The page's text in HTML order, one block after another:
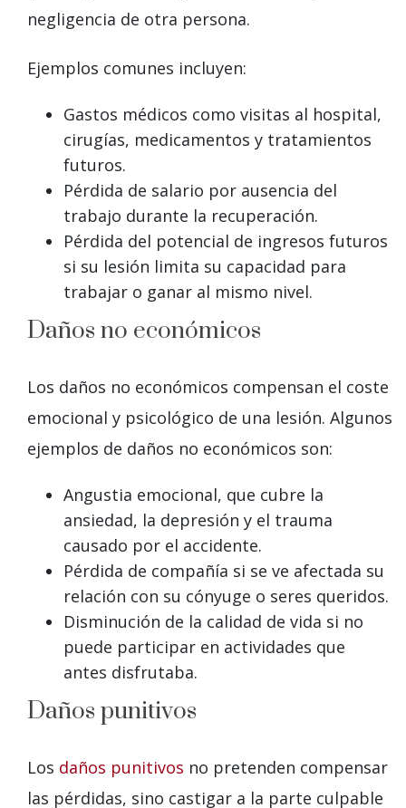
negligencia de otra persona.
Ejemplos comunes incluyen:
Gastos médicos como visitas al hospital,
cirugías, medicamentos y tratamientos
futuros.
Pérdida de salario por ausencia del
trabajo durante la recuperación.
Pérdida del potencial de ingresos futuros
si su lesión limita su capacidad para
trabajar o ganar al mismo nivel.
Daños no económicos
Los daños no económicos compensan el coste
emocional y psicológico de una lesión. Algunos
ejemplos de daños no económicos son:
Angustia emocional, que cubre la
ansiedad, la depresión y el trauma
causado por el accidente.
Pérdida de compañía si se ve afectada su
relación con su cónyuge o seres queridos.
Disminución de la calidad de vida si no
puede participar en actividades que
antes disfrutaba.
Daños punitivos
Los daños punitivos no pretenden compensar
las pérdidas, sino castigar a la parte culpable